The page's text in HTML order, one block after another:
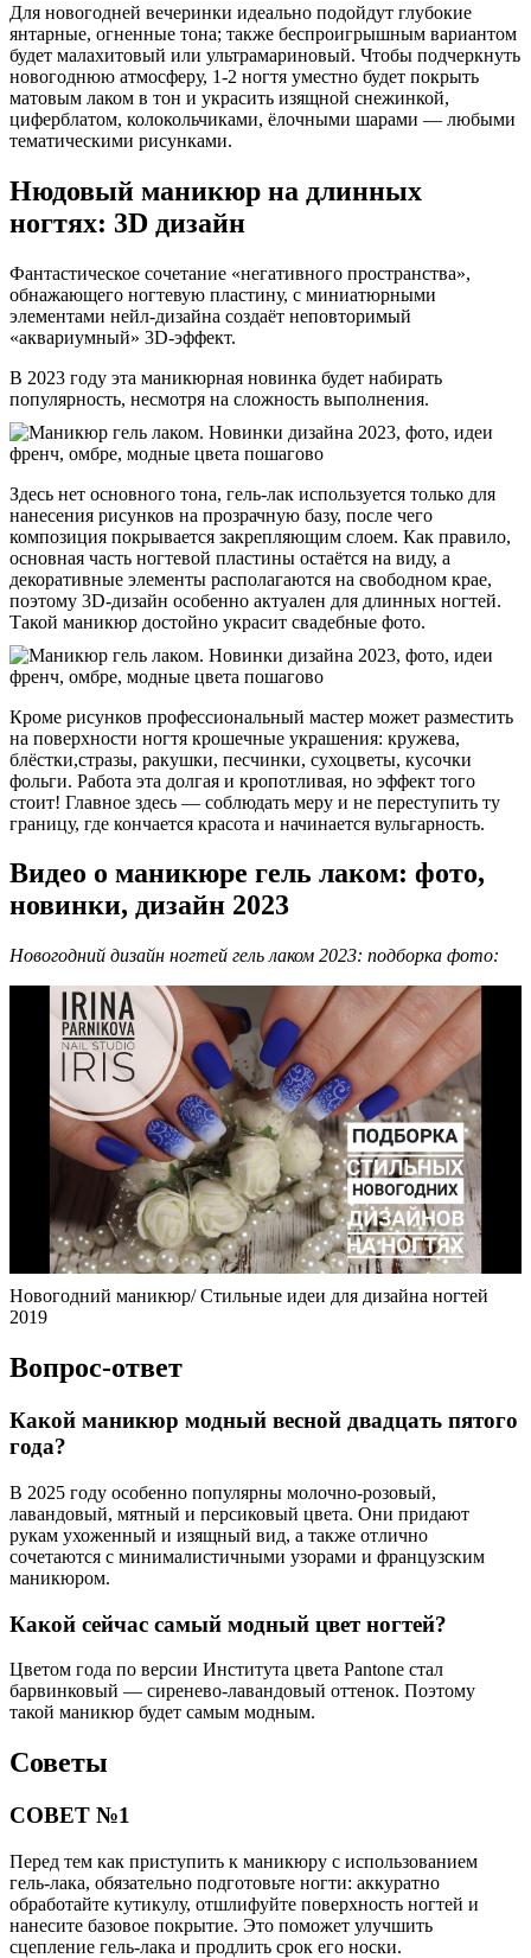
Для новогодней вечеринки идеально подойдут глубокие
янтарные, огненные тона; также беспроигрышным вариантом
будет малахитовый или ультрамариновый. Чтобы подчеркнуть
новогоднюю атмосферу, 1-2 ногтя уместно будет покрыть
матовым лаком в тон и украсить изящной снежинкой,
циферблатом, колокольчиками, ёлочными шарами — любыми
тематическими рисунками.
Нюдовый маникюр на длинных
ногтях: 3D дизайн
Фантастическое сочетание «негативного пространства»,
обнажающего ногтевую пластину, с миниатюрными
элементами нейл-дизайна создаёт неповторимый
«аквариумный» 3D-эффект.
В 2023 году эта маникюрная новинка будет набирать
популярность, несмотря на сложность выполнения.
Здесь нет основного тона, гель-лак используется только для
нанесения рисунков на прозрачную базу, после чего
композиция покрывается закрепляющим слоем. Как правило,
основная часть ногтевой пластины остаётся на виду, а
декоративные элементы располагаются на свободном крае,
поэтому 3D-дизайн особенно актуален для длинных ногтей.
Такой маникюр достойно украсит свадебные фото.
Кроме рисунков профессиональный мастер может разместить
на поверхности ногтя крошечные украшения: кружева,
блёстки,стразы, ракушки, песчинки, сухоцветы, кусочки
фольги. Работа эта долгая и кропотливая, но эффект того
стоит! Главное здесь — соблюдать меру и не переступить ту
границу, где кончается красота и начинается вульгарность.
Видео о маникюре гель лаком: фото,
новинки, дизайн 2023
Новогодний дизайн ногтей гель лаком 2023: подборка фото:
Новогодний маникюр/ Стильные идеи для дизайна ногтей
2019
Вопрос-ответ
Какой маникюр модный весной двадцать пятого
года?
В 2025 году особенно популярны молочно-розовый,
лавандовый, мятный и персиковый цвета. Они придают
рукам ухоженный и изящный вид, а также отлично
сочетаются с минималистичными узорами и французским
маникюром.
Какой сейчас самый модный цвет ногтей?
Цветом года по версии Института цвета Pantone стал
барвинковый — сиренево-лавандовый оттенок. Поэтому
такой маникюр будет самым модным.
Советы
СОВЕТ №1
Перед тем как приступить к маникюру с использованием
гель-лака, обязательно подготовьте ногти: аккуратно
обработайте кутикулу, отшлифуйте поверхность ногтей и
нанесите базовое покрытие. Это поможет улучшить
сцепление гель-лака и продлить срок его носки.